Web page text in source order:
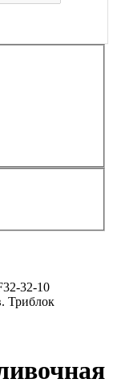
32-10
Триблок